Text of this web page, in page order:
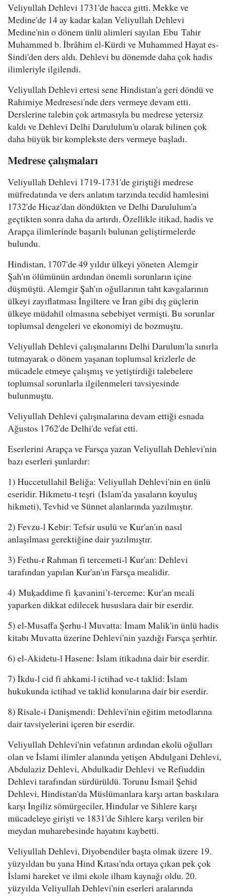
Veliyullah Dehlevi 1731'de hacca gitti. Mekke ve
Medine'de 14 ay kadar kalan Veliyullah Dehlevi
Medine'nin o dönem ünlü alimleri sayılan Ebu Tahir
Muhammed b. İbrâhim el-Kürdi ve Muhammed Hayat es-
Sindi'den ders aldı. Dehlevi bu dönemde daha çok hadis
ilimleriyle ilgilendi.
Veliyullah Dehlevi ertesi sene Hindistan'a geri döndü ve
Rahimiye Medresesi'nde ders vermeye devam etti.
Derslerine talebin çok artmasıyla bu medrese yetersiz
kaldı ve Dehlevi Delhi Darululum'u olarak bilinen çok
daha büyük bir komplekste ders vermeye başladı.
Medrese çalışmaları
Veliyullah Dehlevi 1719-1731'de giriştiği medrese
müfredatında ve ders anlatım tarzında tecdid hamlesini
1732'de Hicaz'dan döndükten ve Delhi Darululum'a
geçtikten sonra daha da artırdı. Özellikle itikad, hadis ve
Arapça ilimlerinde başarılı bulunan geliştirmelerde
bulundu.
Hindistan, 1707'de 49 yıldır ülkeyi yöneten Alemgir
Şah'ın ölümünün ardından önemli sorunların içine
düşmüştü. Alemgir Şah'ın oğullarının taht kavgalarının
ülkeyi zayıflatması İngiltere ve İran gibi dış güçlerin
ülkeye müdahil olmasına sebebiyet vermişti. Bu sorunlar
toplumsal dengeleri ve ekonomiyi de bozmuştu.
Veliyullah Dehlevi çalışmalarını Delhi Darulum'la sınırla
tutmayarak o dönem yaşanan toplumsal krizlerle de
mücadele etmeye çalışmış ve yetiştirdiği talebelere
toplumsal sorunlarla ilgilenmeleri tavsiyesinde
bulunmuştu.
Veliyullah Dehlevi çalışmalarına devam ettiği esnada
Ağustos 1762'de Delhi'de vefat etti.
Eserlerini Arapça ve Farsça yazan Veliyullah Dehlevi'nin
bazı eserleri şunlardır:
1) Huccetullahil Beliğa: Veliyullah Dehlevi'nin en ünlü
eseridir. Hikmetu-t teşri (İslam'da yasaların koyuluş
hikmeti), Tevhid ve Sünnet alanlarında yazılmıştır.
2) Fevzu-l Kebir: Tefsir usulü ve Kur'an'ın nasıl
anlaşılması gerektiğine dair yazılmıştır.
3) Fethu-r Rahman fi tercemeti-l Kur'an: Dehlevi
tarafından yapılan Kur'an'ın Farsça mealidir.
4) Muḳaddime fi ḳavanini’t-terceme: Kur'an meali
yaparken dikkat edilecek hususlara dair bir eserdir.
5) el-Musaffa Şerhu-l Muvatta: İmam Malik'in ünlü hadis
kitabı Muvatta üzerine Dehlevi'nin yazdığı Farsça şerhtir.
6) el-Akidetu-l Hasene: İslam itikadına dair bir eserdir.
7) İkdu-l cid fi ahkami-l ictihad ve-t taklid: İslam
hukukunda ictihad ve taklid konularına dair bir eserdir.
8) Risale-i Danişmendi: Dehlevi'nin eğitim metodlarına
dair tavsiyelerini içeren bir eserdir.
Veliyullah Dehlevi'nin vefatının ardından ekolü oğulları
olan ve İslami ilimler alanında yetişen Abdulgani Dehlevi,
Abdulaziz Dehlevi, Abdulkadir Dehlevi ve Refiuddin
Dehlevi tarafından sürdürüldü. Torunu İsmail Şehid
Dehlevi, Hindistan'da Müslümanlara karşı artan baskılara
karşı İngiliz sömürgeciler, Hindular ve Sihlere karşı
mücadeleye girişti ve 1831'de Sihlere karşı verilen bir
meydan muharebesinde hayatını kaybetti.
Veliyullah Dehlevi, Diyobendiler başta olmak üzere 19.
yüzyıldan bu yana Hind Kıtası'nda ortaya çıkan pek çok
İslami hareket ve ilmi ekole ilham kaynağı oldu. 20.
yüzyılda Veliyullah Dehlevi'nin eserleri aralarında